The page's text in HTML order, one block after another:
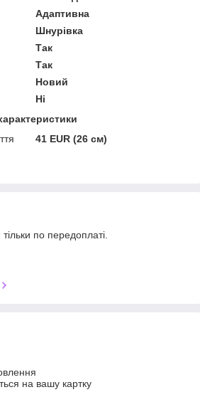
Адаптивна
Шнурівка
Так
Так
Новий
Ні
41 EUR (26 см)
по передоплаті.
на вашу картку